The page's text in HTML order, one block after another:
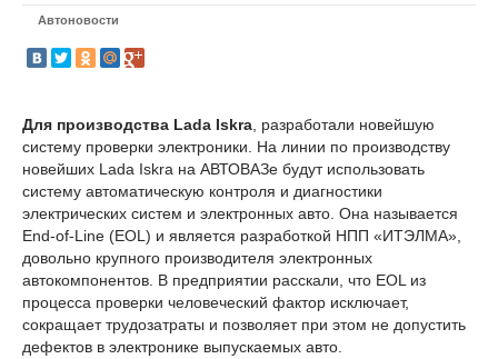
Автоновости
Для производства Lada Iskra, разработали новейшую
систему проверки электроники. На линии по производству
новейших Lada Iskra на АВТОВАЗе будут использовать
систему автоматическую контроля и диагностики
электрических систем и электронных авто. Она называется
End-of-Line (EOL) и является разработкой НПП «ИТЭЛМА»,
довольно крупного производителя электронных
автокомпонентов. В предприятии расскали, что EOL из
процесса проверки человеческий фактор исключает,
сокращает трудозатраты и позволяет при этом не допустить
дефектов в электронике выпускаемых авто.